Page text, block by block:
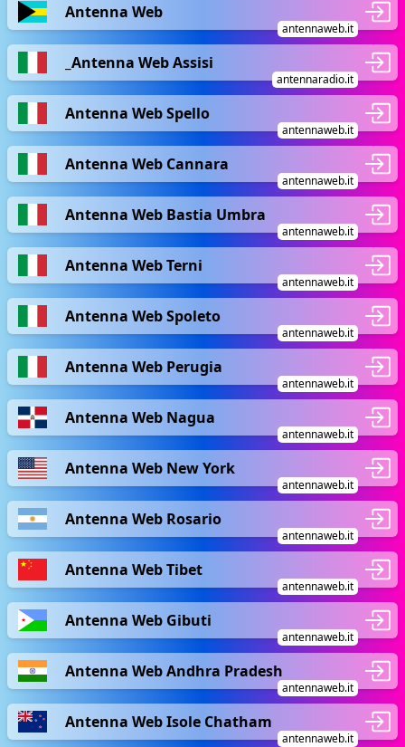
Antenna Web
antennaweb.it
_Antenna Web Assisi
antennaradio.it
Antenna Web Spello
antennaweb.it
Antenna Web Cannara
antennaweb.it
Antenna Web Bastia Umbra
antennaweb.it
Antenna Web Terni
antennaweb.it
Antenna Web Spoleto
antennaweb.it
Antenna Web Perugia
antennaweb.it
Antenna Web Nagua
antennaweb.it
Antenna Web New York
antennaweb.it
Antenna Web Rosario
antennaweb.it
Antenna Web Tibet
antennaweb.it
Antenna Web Gibuti
antennaweb.it
Antenna Web Andhra Pradesh
antennaweb.it
Antenna Web Isole Chatham
antennaweb.it